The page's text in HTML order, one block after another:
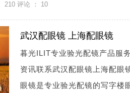
210 评论 ： 10
武汉配眼镜 上海配眼镜
暮光ILIT专业验光配镜产品服
资讯联系武汉配眼镜上海配
眼镜是专业验光配镜的写字楼